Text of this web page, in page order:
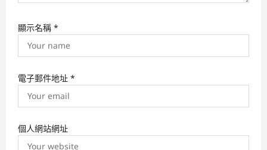
顯示名稱 *
電子郵件地址 *
個人網站網址